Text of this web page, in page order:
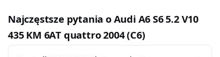
Najczęstsze pytania o Audi A6 S6 5.2 V10
435 KM 6AT quattro 2004 (C6)